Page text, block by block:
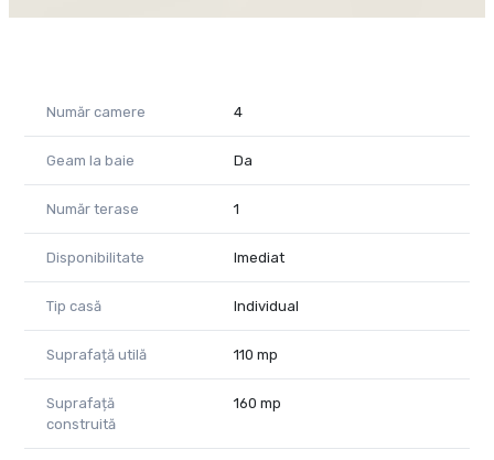
Sipea Cristina
Număr camere 4
Geam la baie Da
Număr terase 1
Disponibilitate Imediat
Tip casă Individual
Suprafață utilă 110 mp
Suprafață
construită
160 mp